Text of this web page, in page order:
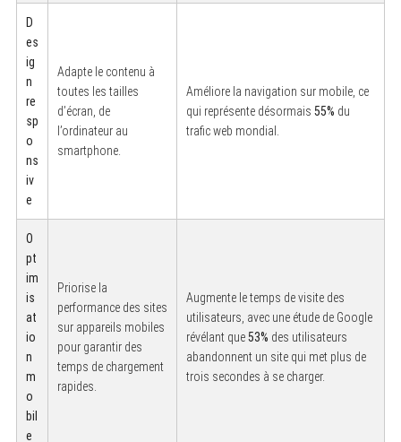
D
es
ig
n
re
sp
o
ns
iv
e
Adapte le contenu à
toutes les tailles
d’écran, de
l’ordinateur au
smartphone.
Améliore la navigation sur mobile, ce
qui représente désormais 55% du
trafic web mondial.
O
pt
im
is
at
io
n
m
o
bil
e
Priorise la
performance des sites
sur appareils mobiles
pour garantir des
temps de chargement
rapides.
Augmente le temps de visite des
utilisateurs, avec une étude de Google
révélant que53% des utilisateurs
abandonnent un site qui met plus de
trois secondes à se charger.